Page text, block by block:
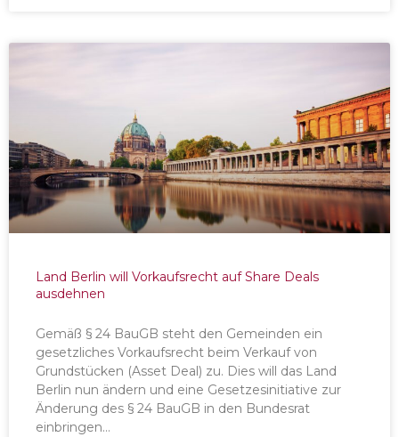
Land Berlin will Vorkaufsrecht auf Share Deals
ausdehnen
Gemäß § 24 BauGB steht den Gemeinden ein
gesetzliches Vorkaufsrecht beim Verkauf von
Grundstücken (Asset Deal) zu. Dies will das Land
Berlin nun ändern und eine Gesetzesinitiative zur
Änderung des § 24 BauGB in den Bundesrat
einbringen…